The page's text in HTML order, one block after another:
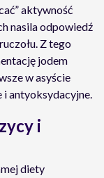
aktywność
nasila odpowiedź
Z tego
jodem
w asyście
i antyoksydacyjne.
i
diety